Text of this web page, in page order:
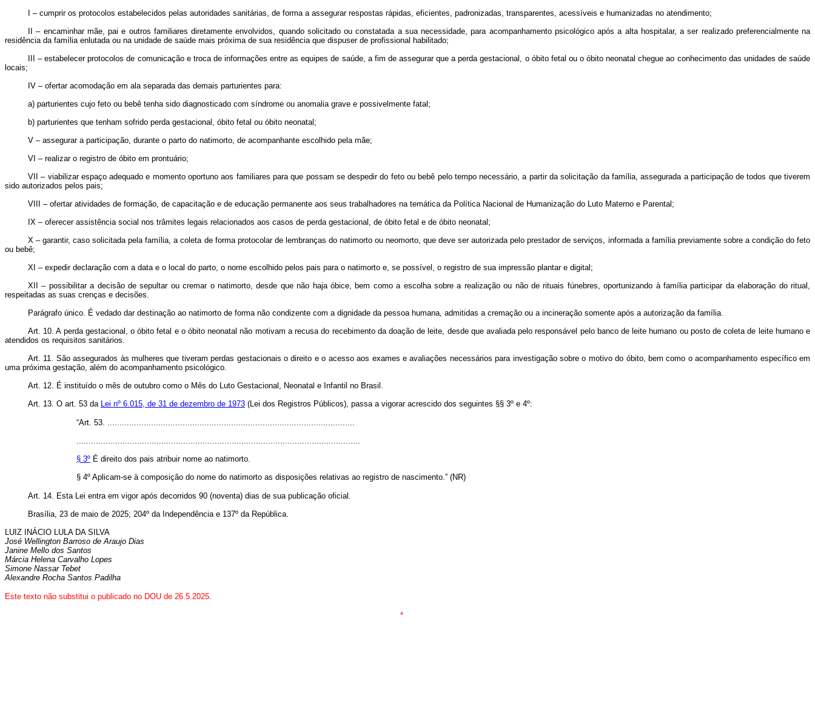
I – cumprir os protocolos estabelecidos pelas autoridades sanitárias, de forma a assegurar respostas rápidas, eficientes, padronizadas, transparentes, acessíveis e humanizadas no atendimento;
II – encaminhar mãe, pai e outros familiares diretamente envolvidos, quando solicitado ou constatada a sua necessidade, para acompanhamento psicológico após a alta hospitalar, a ser realizado preferencialmente na
residência da família enlutada ou na unidade de saúde mais próxima de sua residência que dispuser de profissional habilitado;
III – estabelecer protocolos de comunicação e troca de informações entre as equipes de saúde, a fim de assegurar que a perda gestacional, o óbito fetal ou o óbito neonatal chegue ao conhecimento das unidades de saúde
locais;
IV – ofertar acomodação em ala separada das demais parturientes para:
a) parturientes cujo feto ou bebê tenha sido diagnosticado com síndrome ou anomalia grave e possivelmente fatal;
b) parturientes que tenham sofrido perda gestacional, óbito fetal ou óbito neonatal;
V – assegurar a participação, durante o parto do natimorto, de acompanhante escolhido pela mãe;
VI – realizar o registro de óbito em prontuário;
VII – viabilizar espaço adequado e momento oportuno aos familiares para que possam se despedir do feto ou bebê pelo tempo necessário, a partir da solicitação da família, assegurada a participação de todos que tiverem
sido autorizados pelos pais;
VIII – ofertar atividades de formação, de capacitação e de educação permanente aos seus trabalhadores na temática da Política Nacional de Humanização do Luto Materno e Parental;
IX – oferecer assistência social nos trâmites legais relacionados aos casos de perda gestacional, de óbito fetal e de óbito neonatal;
X – garantir, caso solicitada pela família, a coleta de forma protocolar de lembranças do natimorto ou neomorto, que deve ser autorizada pelo prestador de serviços, informada a família previamente sobre a condição do feto
ou bebê;
XI – expedir declaração com a data e o local do parto, o nome escolhido pelos pais para o natimorto e, se possível, o registro de sua impressão plantar e digital;
XII – possibilitar a decisão de sepultar ou cremar o natimorto, desde que não haja óbice, bem como a escolha sobre a realização ou não de rituais fúnebres, oportunizando à família participar da elaboração do ritual,
respeitadas as suas crenças e decisões.
Parágrafo único. É vedado dar destinação ao natimorto de forma não condizente com a dignidade da pessoa humana, admitidas a cremação ou a incineração somente após a autorização da família.
Art. 10. A perda gestacional, o óbito fetal e o óbito neonatal não motivam a recusa do recebimento da doação de leite, desde que avaliada pelo responsável pelo banco de leite humano ou posto de coleta de leite humano e
atendidos os requisitos sanitários.
Art. 11. São assegurados às mulheres que tiveram perdas gestacionais o direito e o acesso aos exames e avaliações necessários para investigação sobre o motivo do óbito, bem como o acompanhamento específico em
uma próxima gestação, além do acompanhamento psicológico.
Art. 12. É instituído o mês de outubro como o Mês do Luto Gestacional, Neonatal e Infantil no Brasil.
Art. 13. O art. 53 da Lei nº 6.015, de 31 de dezembro de 1973 (Lei dos Registros Públicos), passa a vigorar acrescido dos seguintes §§ 3º e 4º:
“Art. 53. ......................................................................................................
.....................................................................................................................
§ 3º É direito dos pais atribuir nome ao natimorto.
§ 4º Aplicam-se à composição do nome do natimorto as disposições relativas ao registro de nascimento.” (NR)
Art. 14. Esta Lei entra em vigor após decorridos 90 (noventa) dias de sua publicação oficial .
Brasília, 23 de maio de 2025; 204º da Independência e 137º da República.
LUIZ INÁCIO LULA DA SILVA
José Wellington Barroso de Araujo Dias
Janine Mello dos Santos
Márcia Helena Carvalho Lopes
Simone Nassar Tebet
Alexandre Rocha Santos Padilha
Este texto não substitui o publicado no DOU de 26.5.2025.
*